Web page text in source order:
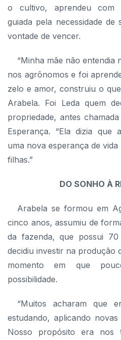
o cultivo, aprendeu com
guiada pela necessidade
vontade de vencer.
“Minha mãe não entendia
nos agrônomos e foi
zelo e amor, construiu o
Arabela. Foi Leda quem
propriedade, antes
Esperança. “Ela dizia que
uma nova esperança de
filhas.”
DO SONHO À
Arabela se formou em
cinco anos, assumiu de
da fazenda, que possui 70
decidiu investir na produção
momento em que
possibilidade.
“Muitos acharam que
estudando, aplicando
Nosso propósito era nos